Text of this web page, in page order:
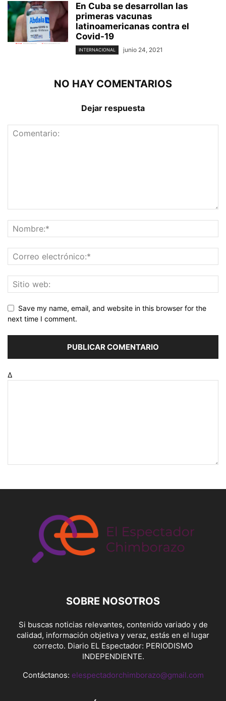
En Cuba se desarrollan las
primeras vacunas
latinoamericanas contra el
Covid-19
INTERNACIONAL junio 24, 2021
NO HAY COMENTARIOS
Dejar respuesta
Save my name, email, and website in this browser for the
next time I comment.
Δ
SOBRE NOSOTROS
Si buscas noticias relevantes, contenido variado y de
calidad, información objetiva y veraz, estás en el lugar
correcto. Diario EL Espectador: PERIODISMO
INDEPENDIENTE.
Contáctanos: elespectadorchimborazo@gmail.com